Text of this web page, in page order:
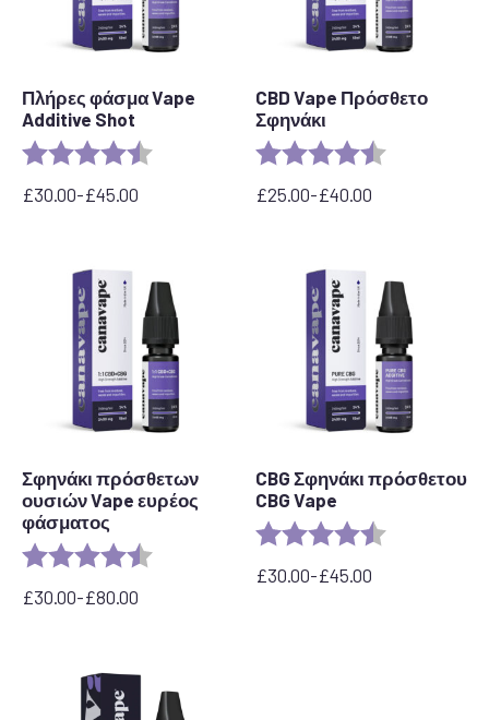
Πλήρες φάσμα Vape
Additive Shot
Rating: 4.6 out of 5 stars
£30.00-£45.00
Εύρος
CBD Vape Πρόσθετο
Σφηνάκι
Rating:
£25.00-£40.00
Εύρος
Σφηνάκι πρόσθετων
ουσιών Vape ευρέος
φάσματος
Rating: 4.8 out of 5 stars
£30.00-£80.00
Εύρος
CBG Σφηνάκι πρόσθετου
CBG Vape
Rating:
£30.00-£45.00
Εύρος